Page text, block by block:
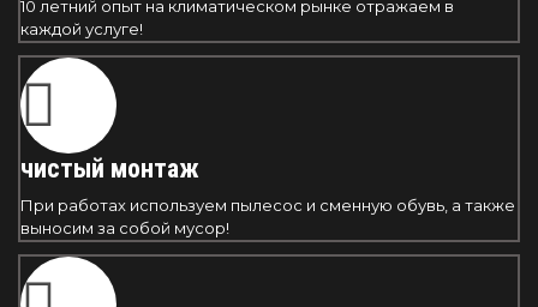
10 летний опыт на климатическом рынке отражаем в
каждой услуге!
чистый монтаж
При работах используем пылесос и сменную обувь, а также
выносим за собой мусор!